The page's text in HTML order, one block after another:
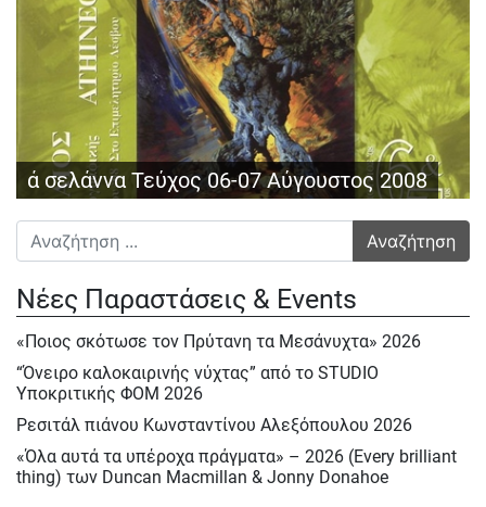
ά σελάννα Τεύχος 06-07 Αύγουστος 2008
Αναζήτηση για:
Νέες Παραστάσεις & Events
«Ποιος σκότωσε τον Πρύτανη τα Μεσάνυχτα» 2026
“Όνειρο καλοκαιρινής νύχτας” από το STUDIO
Υποκριτικής ΦΟΜ 2026
Ρεσιτάλ πιάνου Κωνσταντίνου Αλεξόπουλου 2026
«Όλα αυτά τα υπέροχα πράγματα» – 2026 (Every brilliant
thing) των Duncan Macmillan & Jonny Donahoe